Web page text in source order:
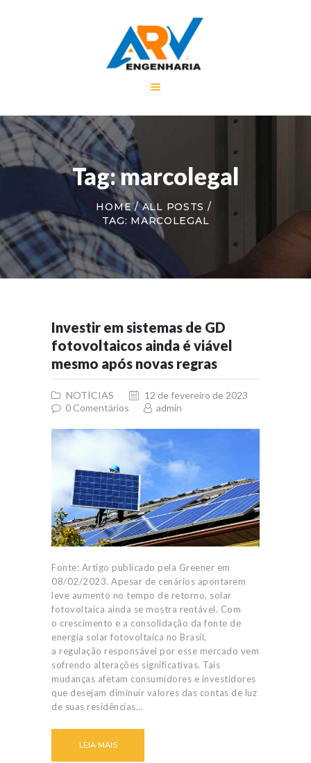
Tag: marcolegal
HOME
ALL POSTS
TAG: MARCOLEGAL
A EMPRESA
SERVIÇOS
PORTFÓLIO
NOTÍCIAS
CONTATO
Investir em sistemas de GD
fotovoltaicos ainda é viável
mesmo após novas regras
NOTÍCIAS
12 de fevereiro de 2023
0 Comentários admin
Fonte: Artigo publicado pela Greener em
08/02/2023. Apesar de cenários apontarem
leve aumento no tempo de retorno, solar
fotovoltaica ainda se mostra rentável. Com
o crescimento e a consolidação da fonte de
energia solar fotovoltaica no Brasil,
a regulação responsável por esse mercado vem
sofrendo alterações significativas. Tais
mudanças afetam consumidores e investidores
que desejam diminuir valores das contas de luz
de suas residências…
LEIA MAIS